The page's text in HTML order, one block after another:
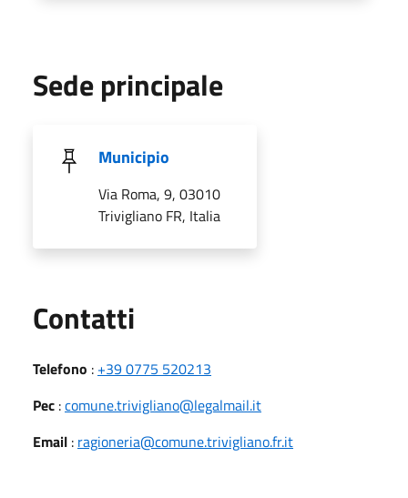
Sede principale
Municipio
Via Roma, 9, 03010
Trivigliano FR, Italia
Contatti
Telefono : +39 0775 520213
Pec :comune.trivigliano@legalmail.it
Email : ragioneria@comune.trivigliano.fr.it